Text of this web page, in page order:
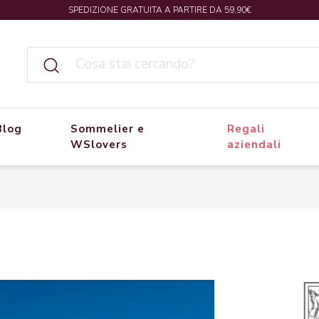
SPEDIZIONE GRATUITA A PARTIRE DA 59,90€
Blog
Sommelier e
WSlovers
Regali
aziendali